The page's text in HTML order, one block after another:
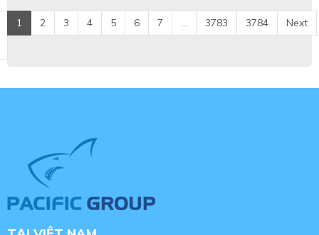
1 2 3 4 5 6 7 ... 3783 3784 Next